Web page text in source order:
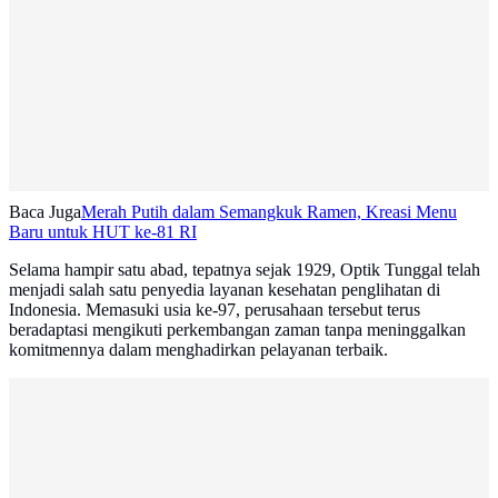
Baca JugaMerah Putih dalam Semangkuk Ramen, Kreasi Menu
Baru untuk HUT ke-81 RI
Selama hampir satu abad, tepatnya sejak 1929, Optik Tunggal telah
menjadi salah satu penyedia layanan kesehatan penglihatan di
Indonesia. Memasuki usia ke-97, perusahaan tersebut terus
beradaptasi mengikuti perkembangan zaman tanpa meninggalkan
komitmennya dalam menghadirkan pelayanan terbaik.